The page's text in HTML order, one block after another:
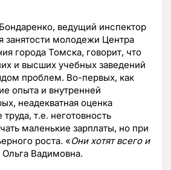
ведущий инспектор
занятости молодежи Центра
города Томска, говорит, что
и высших учебных заведений
проблем. Во-первых, как
опыта и внутренней
неадекватная оценка
т.е. неготовность
маленькие зарплаты, но при
роста. «Они хотят всего и
Вадимовна.